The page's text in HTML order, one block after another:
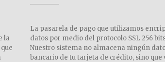
la
La pasarela de pago que utilizamos
datos por medio del protocolo SSL 256
Nuestro sistema no almacena ningún
bancario de tu tarjeta de crédito, sino que